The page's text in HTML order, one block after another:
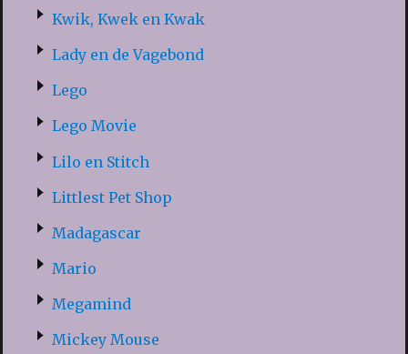
Kwik, Kwek en Kwak
Lady en de Vagebond
Lego
Lego Movie
Lilo en Stitch
Littlest Pet Shop
Madagascar
Mario
Megamind
Mickey Mouse